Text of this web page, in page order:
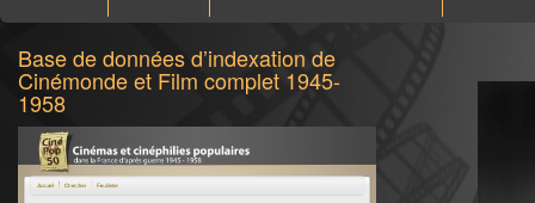
Base de données d’indexation de
Cinémonde et Film complet 1945-
1958